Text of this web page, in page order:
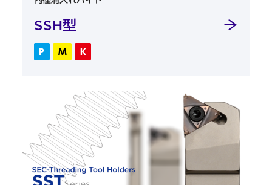
SSH型
P M K